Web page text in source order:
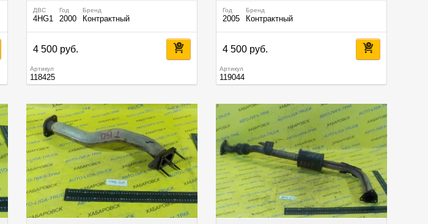
ДВС
4HG1
Год
2000
Бренд
Контрактный
4 500 руб.
Артикул
118425
Год
2005
Бренд
Контрактный
4 500 руб.
Артикул
119044